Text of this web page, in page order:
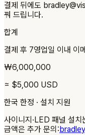
결제 뒤에도
꿔 드립니다.
합계
결제 후 7영업일 이내 이
₩6,000,000
≈ $5,000 USD
한국 한정 · 설치 지원
사이니지·LED 패널 설
금액은 추가 문의: